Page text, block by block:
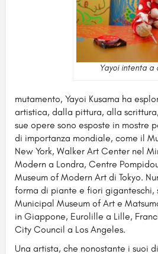
Yayoi intenta a
mutamento, Yayoi Kusama ha
artistica, dalla pittura, alla
sue opere sono esposte in mostre
di importanza mondiale, come il
New York, Walker Art Center nel
Modern a Londra, Centre
Museum of Modern Art di Tokyo.
forma di piante e fiori giganteschi,
Municipal Museum of Art e
in Giappone, Eurolille a Lille,
City Council a Los Angeles.
Una artista, che nonostante i suoi